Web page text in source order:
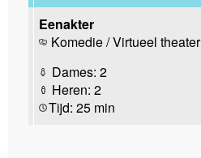
Eenakter
Komedie / Virtueel theater
Dames: 2
Heren: 2
Tijd: 25 min